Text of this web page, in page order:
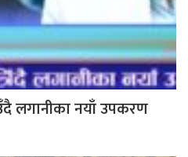
लगानीका नयाँ उपकरण